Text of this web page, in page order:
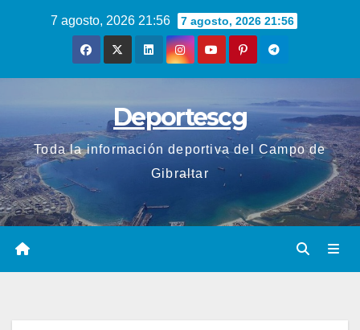
7 agosto, 2026 21:56 7 agosto, 2026 21:56
Deportescg
Toda la información deportiva del Campo de
Gibraltar